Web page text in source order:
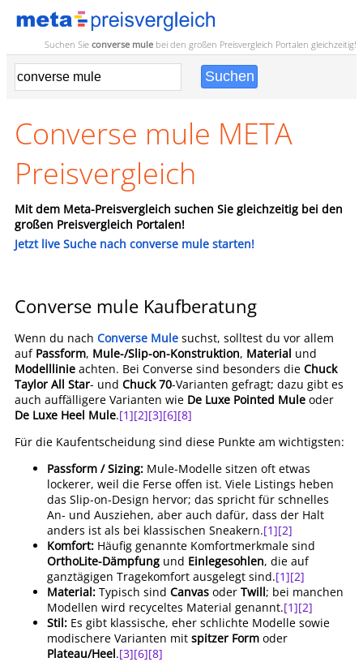
Suchen Sie converse mule bei den großen Preisvergleich Portalen gleichzeitig!
Converse mule META
Preisvergleich
Mit dem Meta-Preisvergleich suchen Sie gleichzeitig bei den
großen Preisvergleich Portalen!
Jetzt live Suche nach converse mule starten!
Converse mule Kaufberatung
Wenn du nach Converse Mule suchst, solltest du vor allem
auf Passform, Mule-/Slip-on-Konstruktion, Material und
Modelllinie achten. Bei Converse sind besonders die Chuck
Taylor All Star- und Chuck 70-Varianten gefragt; dazu gibt es
auch auffälligere Varianten wie De Luxe Pointed Mule oder
De Luxe Heel Mule.[1][2][3][6][8]
Für die Kaufentscheidung sind diese Punkte am wichtigsten:
Passform / Sizing: Mule-Modelle sitzen oft etwas
lockerer, weil die Ferse offen ist. Viele Listings heben
das Slip-on-Design hervor; das spricht für schnelles
An- und Ausziehen, aber auch dafür, dass der Halt
anders ist als bei klassischen Sneakern.[1][2]
Komfort: Häufig genannte Komfortmerkmale sind
OrthoLite-Dämpfung und Einlegesohlen, die auf
ganztägigen Tragekomfort ausgelegt sind.[1][2]
Material: Typisch sind Canvas oder Twill; bei manchen
Modellen wird recyceltes Material genannt.[1][2]
Stil: Es gibt klassische, eher schlichte Modelle sowie
modischere Varianten mit spitzer Form oder
Plateau/Heel.[3][6][8]